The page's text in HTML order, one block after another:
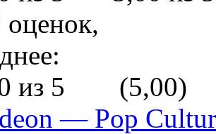
(5,00)
— Pop